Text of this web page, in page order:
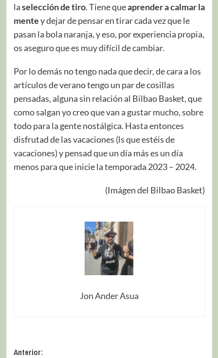
laselección de tiro. Tiene queaprender a calmar la
mentey dejar de pensar en tirar cada vez que le
pasan la bola naranja, y eso, por experiencia propia,
os aseguro que es muy difícil de cambiar.
Por lo demás no tengo nada que decir, de cara a los
artículos de verano tengo un par de cosillas
pensadas, alguna sin relación al Bilbao Basket, que
como salgan yo creo que van a gustar mucho, sobre
todo para la gente nostálgica. Hasta entonces
disfrutad de las vacaciones (ls que estéis de
vacaciones) y pensad que un día más es un día
menos para que inicie la temporada 2023 – 2024.
(Imágen del Bilbao Basket)
Jon Ander Asua
Anterior: